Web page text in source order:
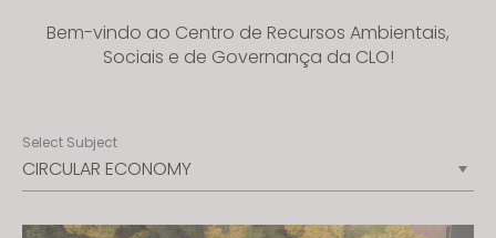
Bem-vindo ao Centro de Recursos Ambientais,
Sociais e de Governança da CLO!
Select Subject